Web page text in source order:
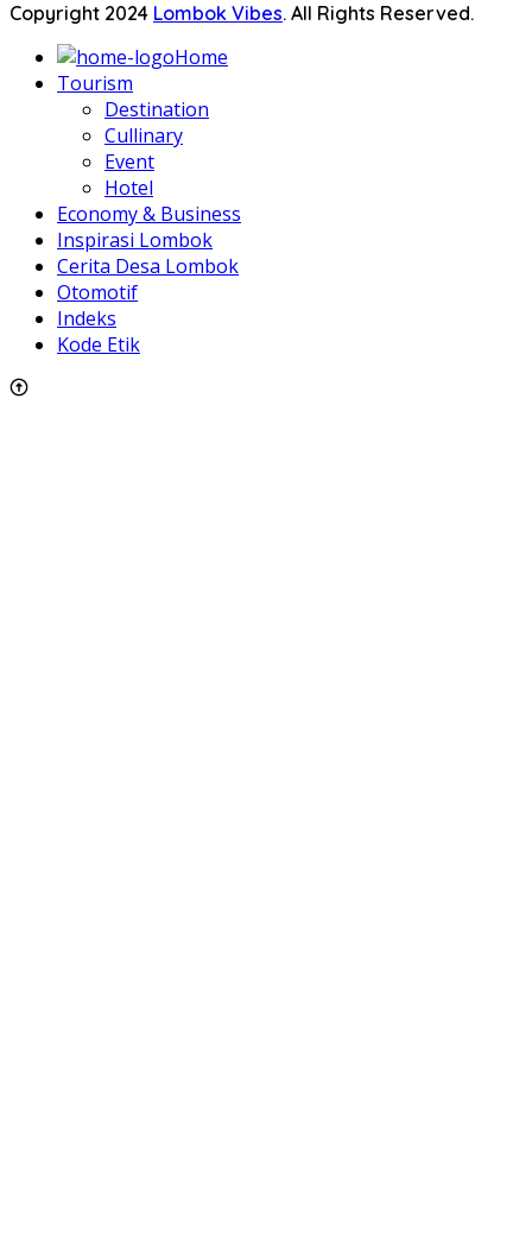
Copyright 2024 Lombok Vibes. All Rights Reserved.
Home
Tourism
Destination
Cullinary
Event
Hotel
Economy & Business
Inspirasi Lombok
Cerita Desa Lombok
Otomotif
Indeks
Kode Etik